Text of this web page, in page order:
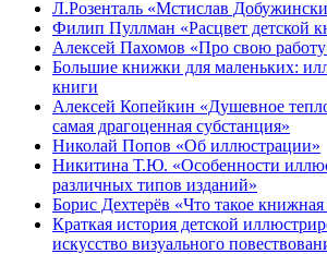
Л.Розенталь «Мстислав
Филип Пуллман «Расцвет детской
Алексей Пахомов «Про свою
Большие книжки для маленьких:
книги
Алексей Копейкин «Душевное
самая драгоценная субстанция»
Николай Попов «Об иллюстрации»
Никитина Т.Ю. «Особенности
различных типов изданий»
Борис Дехтерёв «Что такое
Краткая история детской
искусство визуального